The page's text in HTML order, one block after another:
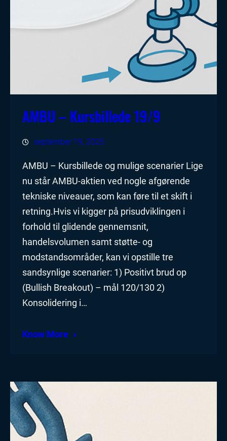
AMBU – Kursbillede 19/9
september 19, 2025
AMBU – Kursbillede og mulige scenarier Lige
nu står AMBU-aktien ved nogle afgørende
tekniske niveauer, som kan føre til et skift i
retning.Hvis vi kigger på prisudviklingen i
forhold til glidende gennemsnit,
handelsvolumen samt støtte- og
modstandsområder, kan vi opstille tre
sandsynlige scenarier: 1) Positivt brud op
(Bullish Breakout) – mål 120/130 2)
Konsolidering i…
Know More